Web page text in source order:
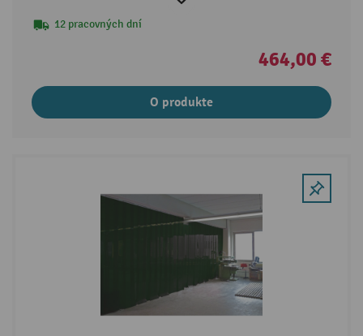
12 pracovných dní
464,00 €
O produkte